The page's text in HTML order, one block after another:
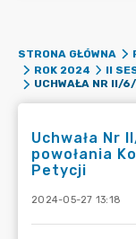
STRONA GŁÓWNA
ROK 2024
II
Uchwała Nr
powołania
Petycji
2024-05-27 13:18